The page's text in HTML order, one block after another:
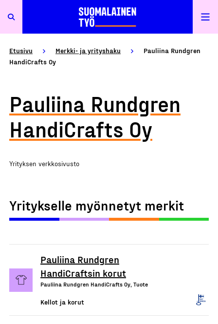
Etusivu Merkki- ja yrityshaku
Pauliina Rundgren
HandiCrafts Oy
Pauliina Rundgren
HandiCrafts Oy
Yrityksen verkkosivusto
Yritykselle myönnetyt merkit
Pauliina Rundgren
HandiCraftsin korut
Pauliina Rundgren HandiCrafts Oy, Tuote
Kellot ja korut